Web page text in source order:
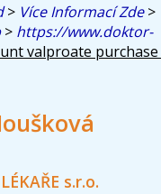
> Více Informací Zde>
> https://www.doktor-
valproate
s.r.o.